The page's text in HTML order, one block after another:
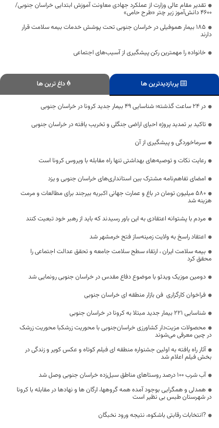
تقدیر مقام عالی وزارت از عملکرد جهادی معاونت آموزش ابتدایی خراسان جنوبی/
۴۶۰۰ دانش‌آموز زیر چتر «طرح حامی»
۱۸۵ بیمار هموفیلی در خراسان جنوبی تحت پوشش خدمات بیمه سلامت قرار
دارند
خانواده را مهمترین رکن پیشگیری از آسیب‌های اجتماعی
پربازدیدترین ها داغ ترین ها
در 24 ساعت گذشته؛ شناسایی 49 بیمار جدید کرونا در خراسان جنوبی
تاکید بر تمدید پروژه احیای اراضی جنگلی و تخریب یافته در خراسان جنوبی
سرماخوردگی و پیشگیری از آن
رعایت نکات و توصیه‌های بهداشتی تنها راه مقابله با ویروس کرونا است
امضای تفاهم‌نامه مشترک بین استانداری‌های خراسان جنوبی و یزد
۵۸۰ میلیون تومان در باغ و عمارت جهانی اکبریه بیرجند برای مطالعات و مرمت
هزینه شد
مردم با پشتوانه اعتقادی به این باور رسیدند که باید از رهبر خود تبعیت کنند
اعتقاد راسخ به ولایت زمینه‌ساز فتح خرمشهر شد
بیمه سلامت ایران ، ارتقاء سطح سلامت جامعه و تحقق عدالت اجتماعی را
محقق کرد
دومین موزیک ویدئو با موضوع دفاع مقدس در خراسان جنوبی رونمایی شد
فراخوان کارگزاری فن بازار منطقه ای خراسان جنوبی
شناسایی ۲۲۱ بیمار جدید مبتلا به کرونا در خراسان جنوبی
محصولات مزیت‌دار کشاورزی خراسان‌جنوبی با محوریت زرشکبا محوریت زرشک
در چین معرفی می‌شوند
آثار راه یافته به اولین جشنواره منطقه ای فیلم کوتاه و عکس کویر و زندگی در
بخش فیلم اعلام شد
آب شرب ۱۰۰ درصد روستاهای مناطق سیل‌زده خراسان جنوبی وصل شد
همدلی و همگرایی بوجود آمده همه گروهها، ارگان ها و نهادها در مقابله با کرونا
در شهرستان طبس بی نظیر است
?انتخابات رقابتی باشکوه، نتیجه ورود نخبگان